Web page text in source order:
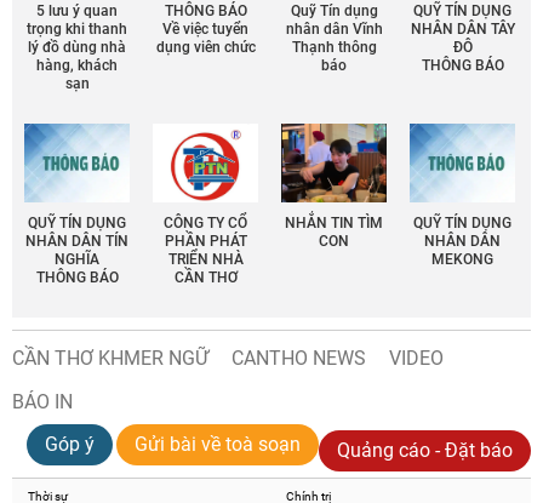
5 lưu ý quan
trọng khi thanh
lý đồ dùng nhà
hàng, khách
sạn
THÔNG BÁO
Về việc tuyển
dụng viên chức
Quỹ Tín dụng
nhân dân Vĩnh
Thạnh thông
báo
QUỸ TÍN DỤNG
NHÂN DÂN TÂY
ĐÔ
THÔNG BÁO
QUỸ TÍN DỤNG
NHÂN DÂN TÍN
NGHĨA
THÔNG BÁO
CÔNG TY CỔ
PHẦN PHÁT
TRIỂN NHÀ
CẦN THƠ
NHẮN TIN TÌM
CON
QUỸ TÍN DỤNG
NHÂN DÂN
MEKONG
CẦN THƠ KHMER NGỮ CANTHO NEWS
VIDEO
BÁO IN
Góp ý
Gửi bài về toà soạn Quảng cáo - Đặt báo
Thời sự Chính trị